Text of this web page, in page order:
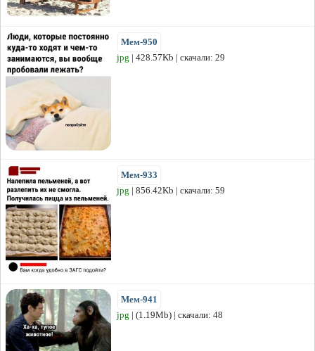
Мем-950
jpg | 428.57Kb | скачали: 29
Мем-933
jpg | 856.42Kb | скачали: 59
Мем-941
jpg | (1.19Mb) | скачали: 48